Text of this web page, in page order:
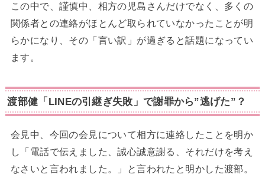
この中で、謹慎中、相方の児島さんだけでなく、多くの
関係者との連絡がほとんど取られていなかったことが明
らかになり、その「言い訳」が過ぎると話題になってい
ます。
渡部健「LINEの引継ぎ失敗」で謝罪から”逃げた”？
会見中、今回の会見について相方に連絡したことを明か
し「電話で伝えました、誠心誠意謝る、それだけを考え
なさいと言われました。」と言われたと明かした渡部。